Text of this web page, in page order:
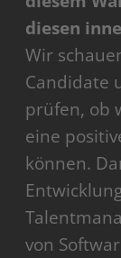
diesen
Wir
Candidate
prüfen, ob
eine
können.
von